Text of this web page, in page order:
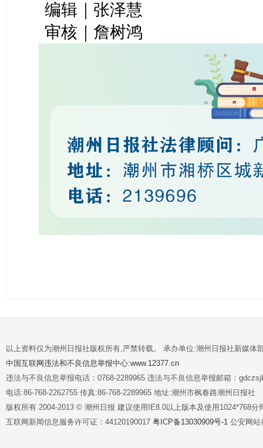
编辑｜张泽慧
审核｜詹树鸿
以上资料仅为潮州日报社版权所有,严禁转载。 承办单位:潮州日报社新媒体
中国互联网违法和不良信息举报中心:www.12377.cn
违法与不良信息举报电话：0768-2289965 违法与不良信息举报邮箱：
电话:86-768-2262755 传真:86-768-2289965 地址:潮州市枫春路潮州日报社
版权所有 2004-2013 © 潮州日报 建议使用IE8.0以上版本及使用1024*768分
互联网新闻信息服务许可证：44120190017 粤ICP备13030909号-1 公安网站